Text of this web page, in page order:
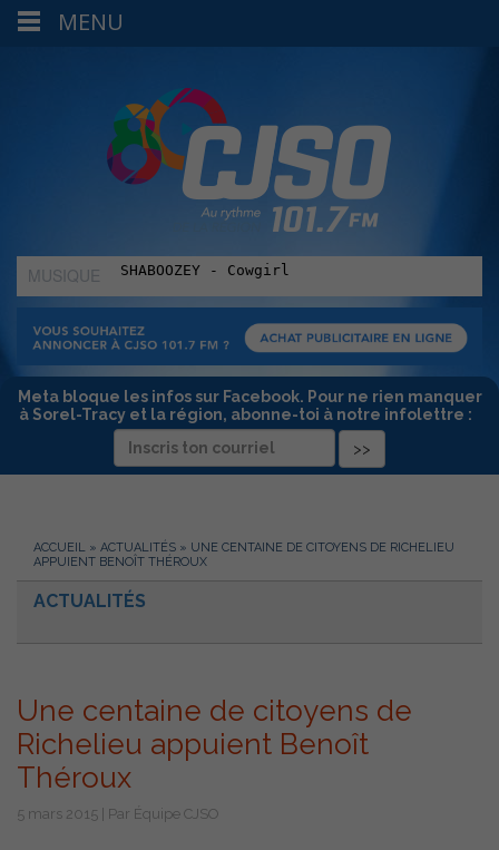
MUSIQUE
:
Meta bloque les infos sur Facebook. Pour ne rien manquer
à Sorel-Tracy et la région, abonne-toi à notre infolettre :
ACCUEIL » ACTUALITÉS » UNE CENTAINE DE CITOYENS DE RICHELIEU
APPUIENT BENOÎT THÉROUX
ACTUALITÉS
Une centaine de citoyens de
Richelieu appuient Benoît
Théroux
5 mars 2015 | Par Équipe CJSO
MENU